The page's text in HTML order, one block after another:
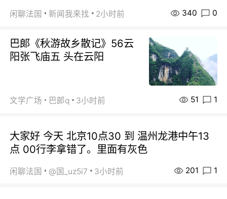
闲聊法国 新闻我来找 2小时前 340 0
巴郞《秋游故乡散记》56云
阳张飞庙五 头在云阳
文学广场 巴郞q 3小时前 51 1
大家好 今天 北京10点30 到 温州龙港中午13
点 00行李拿错了。里面有灰色
闲聊法国 @国_uz5i7 3小时前 201 1